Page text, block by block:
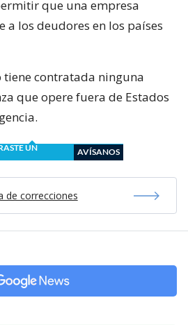
que una empresa
a los deudores en los países
tiene contratada ninguna
que opere fuera de Estados
UN
AVÍSANOS
de correcciones